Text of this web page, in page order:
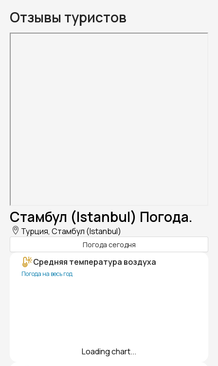
Отзывы туристов
Стамбул (Istanbul) Погода.
Турция, Стамбул (Istanbul)
Погода сегодня
Средняя температура воздуха
Погода на весь год
Loading chart...